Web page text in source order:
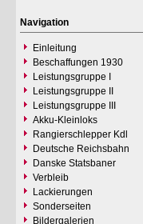
Navigation
Einleitung
Beschaffungen 1930
Leistungsgruppe I
Leistungsgruppe II
Leistungsgruppe III
Akku-Kleinloks
Rangierschlepper Kdl
Deutsche Reichsbahn
Danske Statsbaner
Verbleib
Lackierungen
Sonderseiten
Bildergalerien